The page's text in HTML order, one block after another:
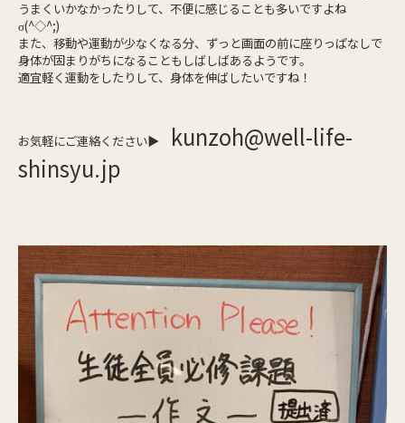
うまくいかなかったりして、不便に感じることも多いですよね
σ(^◇^;)
また、移動や運動が少なくなる分、ずっと画面の前に座りっぱなしで
身体が固まりがちになることもしばしばあるようです。
適宜軽く運動をしたりして、身体を伸ばしたいですね！
お気軽にご連絡ください▶
kunzoh@well-life-
shinsyu.jp